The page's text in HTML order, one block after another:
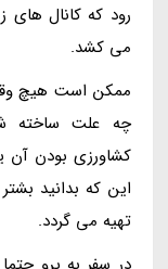
رود که کانال های
می کشد.
ممکن است هیچ
چه علت ساخته
کشاورزی بودن آن
تهیه می گردد.